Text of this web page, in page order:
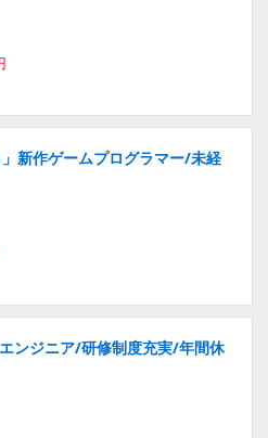
新作ゲームプログラマー/未経
ンジニア/研修制度充実/年間休